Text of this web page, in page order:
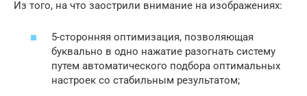
Из того, на что заострили внимание на изображениях:
5-сторонняя оптимизация, позволяющая
буквально в одно нажатие разогнать систему
путем автоматического подбора оптимальных
настроек со стабильным результатом;